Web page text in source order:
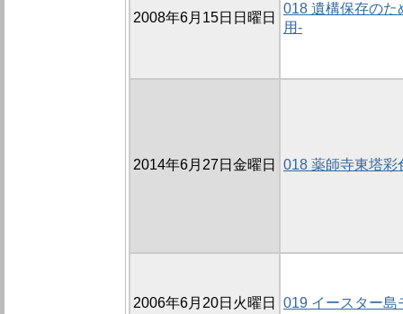
2008年6月15日日曜日
018 遺構保存のた
用-
2014年6月27日金曜日 018 薬師寺東塔彩
2006年6月20日火曜日 019 イースター島